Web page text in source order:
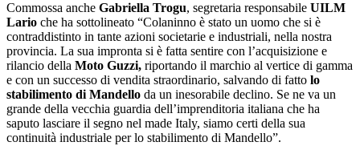
Commossa anche Gabriella Trogu, segretaria responsabile UILM
Lario che ha sottolineato “Colaninno è stato un uomo che si è
contraddistinto in tante azioni societarie e industriali, nella nostra
provincia. La sua impronta si è fatta sentire con l’acquisizione e
rilancio della Moto Guzzi, riportando il marchio al vertice di gamma
e con un successo di vendita straordinario, salvando di fatto lo
stabilimento di Mandello da un inesorabile declino. Se ne va un
grande della vecchia guardia dell’imprenditoria italiana che ha
saputo lasciare il segno nel made Italy, siamo certi della sua
continuità industriale per lo stabilimento di Mandello”.